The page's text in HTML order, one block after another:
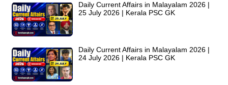
Daily Current Affairs in Malayalam 2026 |
25 July 2026 | Kerala PSC GK
Daily Current Affairs in Malayalam 2026 |
24 July 2026 | Kerala PSC GK